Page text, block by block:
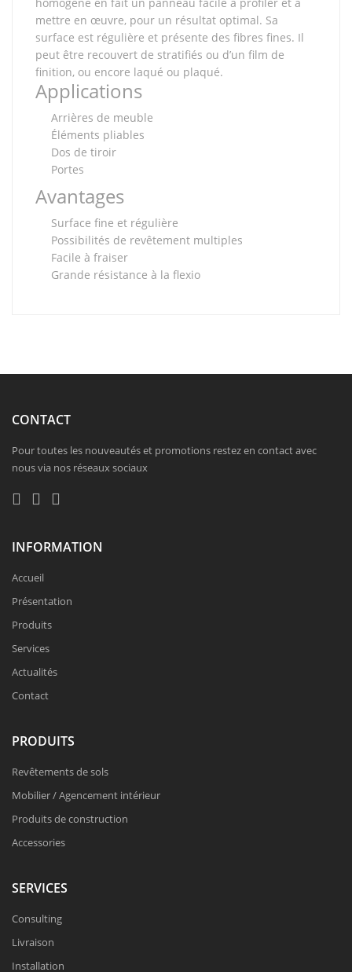
mettre en œuvre, pour un résultat optimal. Sa
surface est régulière et présente des fibres fines. Il
peut être recouvert de stratifiés ou d’un film de
finition, ou encore laqué ou plaqué.
Applications
Arrières de meuble
Éléments pliables
Dos de tiroir
Portes
Avantages
Surface fine et régulière
Possibilités de revêtement multiples
Facile à fraiser
Grande résistance à la flexio
CONTACT
Pour toutes les nouveautés et promotions restez en contact avec
nous via nos réseaux sociaux
INFORMATION
Accueil
Présentation
Produits
Services
Actualités
Contact
PRODUITS
Revêtements de sols
Mobilier / Agencement intérieur
Produits de construction
Accessories
SERVICES
Consulting
Livraison
Installation